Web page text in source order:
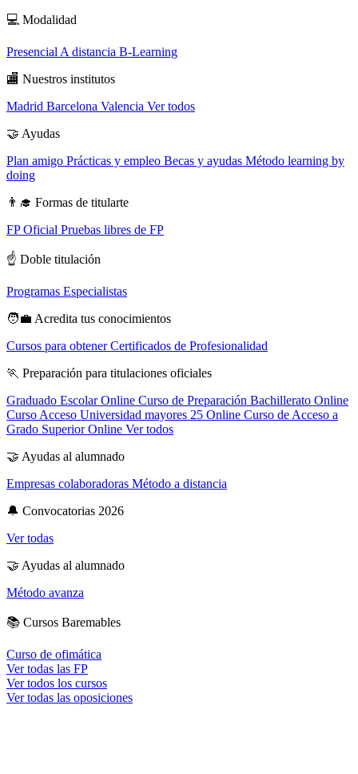
💻 Modalidad
Presencial A distancia B-Learning
🏬 Nuestros institutos
Madrid Barcelona Valencia Ver todos
🤝 Ayudas
Plan amigo Prácticas y empleo Becas y ayudas Método learning by
doing
👨‍🎓 Formas de titularte
FP Oficial Pruebas libres de FP
☝️ Doble titulación
Programas Especialistas
🧑‍💼 Acredita tus conocimientos
Cursos para obtener Certificados de Profesionalidad
🏃 Preparación para titulaciones oficiales
Graduado Escolar Online Curso de Preparación Bachillerato Online
Curso Acceso Universidad mayores 25 Online Curso de Acceso a
Grado Superior Online Ver todos
🤝 Ayudas al alumnado
Empresas colaboradoras Método a distancia
🔔 Convocatorias 2026
Ver todas
🤝 Ayudas al alumnado
Método avanza
📚 Cursos Baremables
Curso de ofimática
Ver todas las FP
Ver todos los cursos
Ver todas las oposiciones